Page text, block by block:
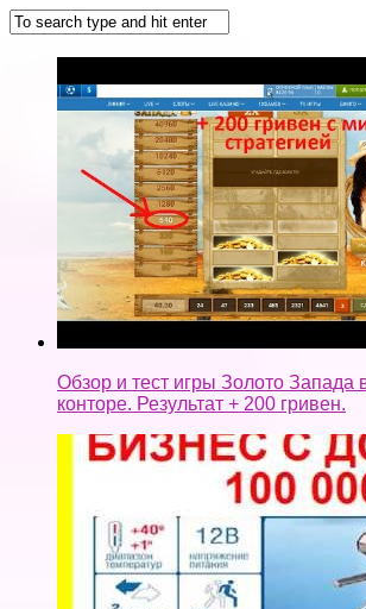
Обзор и тест игры Золото Запада
конторе. Результат + 200 гривен.